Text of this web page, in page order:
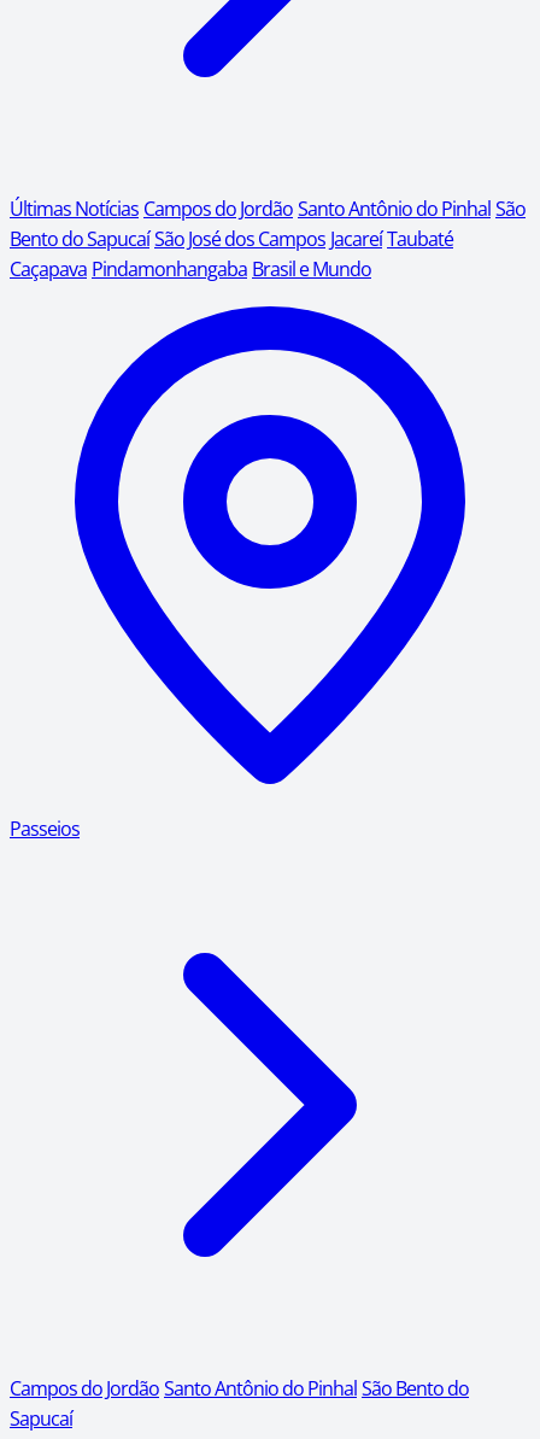
Últimas Notícias Campos do JordãoSanto Antônio do PinhalSão
Bento do SapucaíSão José dos Campos JacareíTaubaté
Caçapava Pindamonhangaba Brasil e Mundo
Passeios
Campos do JordãoSanto Antônio do PinhalSão Bento do
Sapucaí